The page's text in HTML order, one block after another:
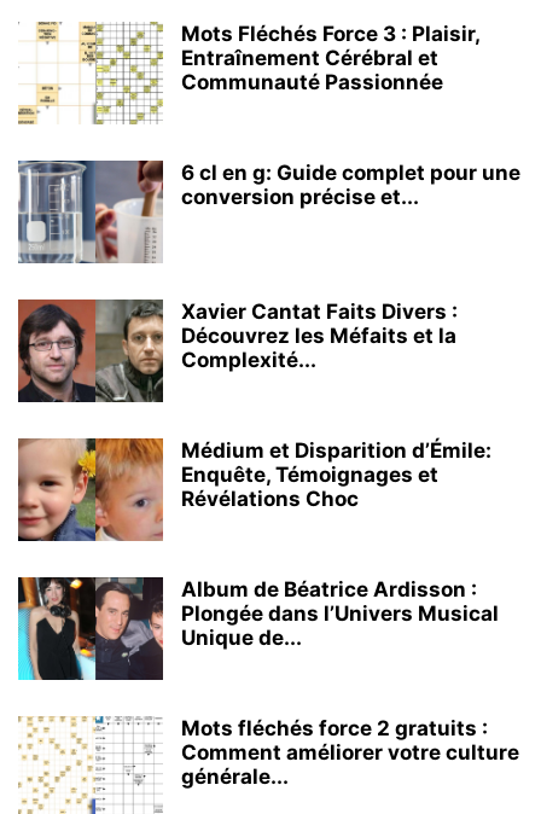
Mots Fléchés Force 3 : Plaisir,
Entraînement Cérébral et
Communauté Passionnée
6 cl en g: Guide complet pour une
conversion précise et...
Xavier Cantat Faits Divers :
Découvrez les Méfaits et la
Complexité...
Médium et Disparition d’Émile:
Enquête, Témoignages et
Révélations Choc
Album de Béatrice Ardisson :
Plongée dans l’Univers Musical
Unique de...
Mots fléchés force 2 gratuits :
Comment améliorer votre culture
générale...